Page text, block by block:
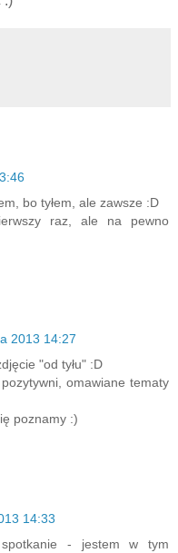
bo tyłem, ale zawsze :D
raz, ale na pewno
2013 14:27
"od tyłu" :D
omawiane tematy
poznamy :)
14:33
spotkanie - jestem w tym